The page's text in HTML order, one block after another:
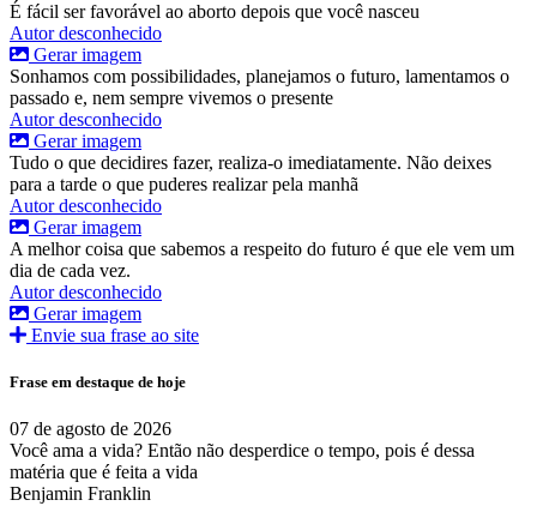
É fácil ser favorável ao aborto depois que você nasceu
Autor desconhecido
Gerar imagem
Sonhamos com possibilidades, planejamos o futuro, lamentamos o
passado e, nem sempre vivemos o presente
Autor desconhecido
Gerar imagem
Tudo o que decidires fazer, realiza-o imediatamente. Não deixes
para a tarde o que puderes realizar pela manhã
Autor desconhecido
Gerar imagem
A melhor coisa que sabemos a respeito do futuro é que ele vem um
dia de cada vez.
Autor desconhecido
Gerar imagem
Envie sua frase ao site
Frase em destaque de hoje
07 de agosto de 2026
Você ama a vida? Então não desperdice o tempo, pois é dessa
matéria que é feita a vida
Benjamin Franklin